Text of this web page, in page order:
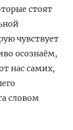
стоят
чувствует
осознаём,
нас самих,
словом